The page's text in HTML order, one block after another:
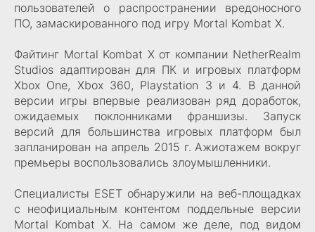
пользователей о распространении вредоносного
ПО, замаскированного под игру Mortal Kombat X.
Файтинг Mortal Kombat X от компании NetherRealm
Studios адаптирован для ПК и игровых платформ
Xbox One, Xbox 360, Playstation 3 и 4. В данной
версии игры впервые реализован ряд доработок,
ожидаемых поклонниками франшизы. Запуск
версий для большинства игровых платформ был
запланирован на апрель 2015 г. Ажиотажем вокруг
премьеры воспользовались злоумышленники.
Специалисты ESET обнаружили на веб-площадках
с неофициальным контентом поддельные версии
Mortal Kombat X. На самом же деле, под видом